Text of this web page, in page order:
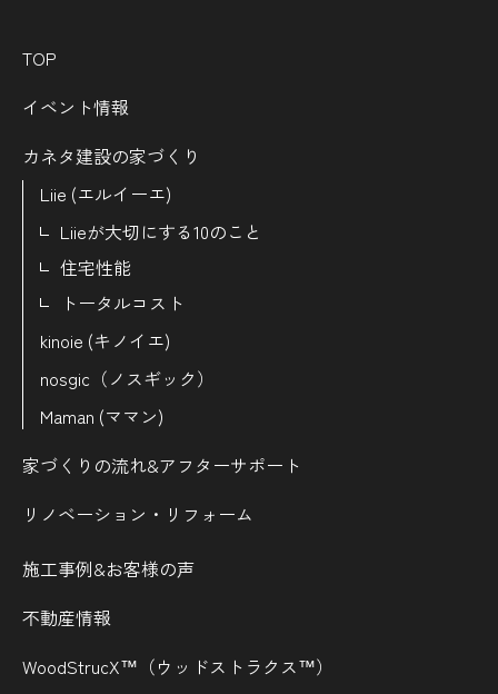
TOP
イベント情報
カネタ建設の家づくり
Liie (エルイーエ)
Liieが大切にする10のこと
住宅性能
トータルコスト
kinoie (キノイエ)
nosgic（ノスギック）
Maman (ママン)
家づくりの流れ&アフターサポート
リノベーション・リフォーム
施工事例&お客様の声
不動産情報
WoodStrucX™（ウッドストラクス™）